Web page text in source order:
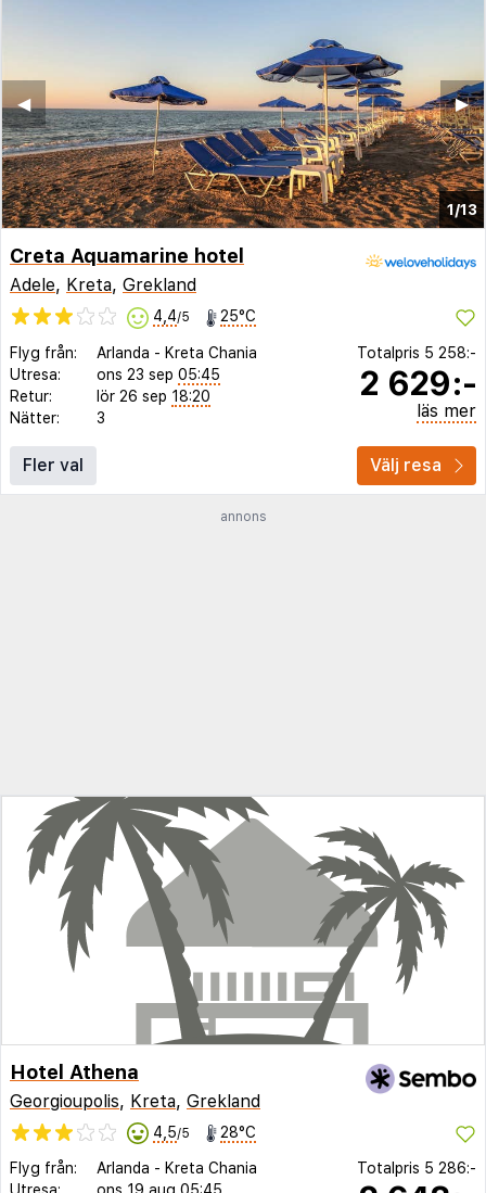
1/13
▶︎
◀︎
Creta Aquamarine hotel
Adele, Kreta, Grekland
4,4/5 25°C
Flyg från: Arlanda - Kreta Chania
Utresa:
ons 23 sep 05:45
Retur:
lör 26 sep 18:20
Nätter:
3
Totalpris 5 258:-
2 629:-
läs mer
Fler val Välj resa
annons
Hotel Athena
Georgioupolis, Kreta, Grekland
4,5/5 28°C
Flyg från: Arlanda - Kreta Chania
Totalpris 5 286:-